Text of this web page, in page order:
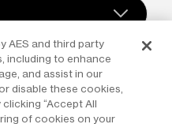
Corporation. All rights
in any form or medium
AES and third party
including to enhance
and assist in our
disable these cookies,
“Accept All
of cookies on your